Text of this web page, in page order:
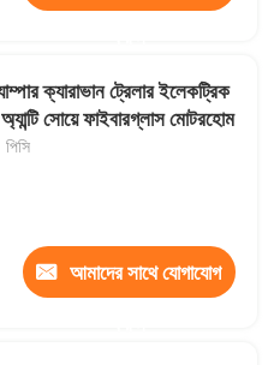
ক্যারাভান ট্রেলার ইলেকট্রিক
সোয়ে ফাইবারগ্লাস মোটরহোম
আমাদের সাথে যোগাযোগ